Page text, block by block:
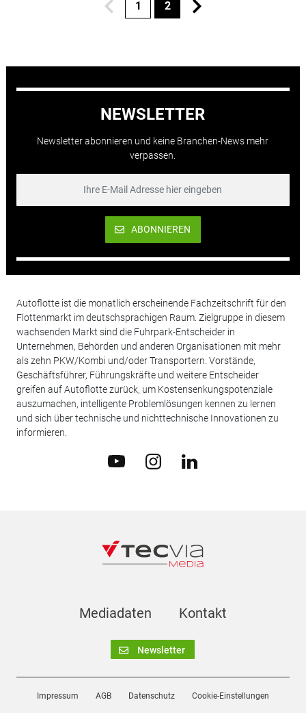
1 2
NEWSLETTER
Newsletter abonnieren und keine Branchen-News mehr
verpassen.
ABONNIEREN
Autoflotte ist die monatlich erscheinende Fachzeitschrift für den
Flottenmarkt im deutschsprachigen Raum. Zielgruppe in diesem
wachsenden Markt sind die Fuhrpark-Entscheider in
Unternehmen, Behörden und anderen Organisationen mit mehr
als zehn PKW/Kombi und/oder Transportern. Vorstände,
Geschäftsführer, Führungskräfte und weitere Entscheider
greifen auf Autoflotte zurück, um Kostensenkungspotenziale
auszumachen, intelligente Problemlösungen kennen zu lernen
und sich über technische und nichttechnische Innovationen zu
informieren.
Mediadaten Kontakt
Newsletter
Impressum AGB Datenschutz Cookie-Einstellungen